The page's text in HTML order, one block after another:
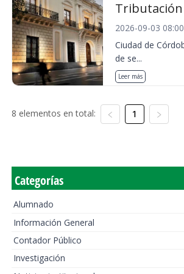
Tributación
2026-09-03
Ciudad de
de se...
Leer más
8 elementos en total: 1
Categorías
Alumnado
Información General
Contador Público
Investigación